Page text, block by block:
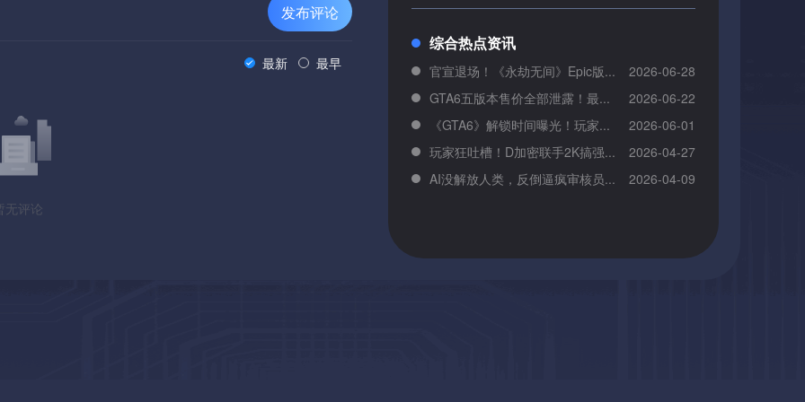
发布评论
最新 最早
无评论
综合热点资讯
官宣退场！《永劫无间》Epic版...
2026-06-28
GTA6五版本售价全部泄露！最...
2026-06-22
《GTA6》解锁时间曝光！玩家...
2026-06-01
玩家狂吐槽！D加密联手2K搞强...
2026-04-27
AI没解放人类，反倒逼疯审核员...
2026-04-09